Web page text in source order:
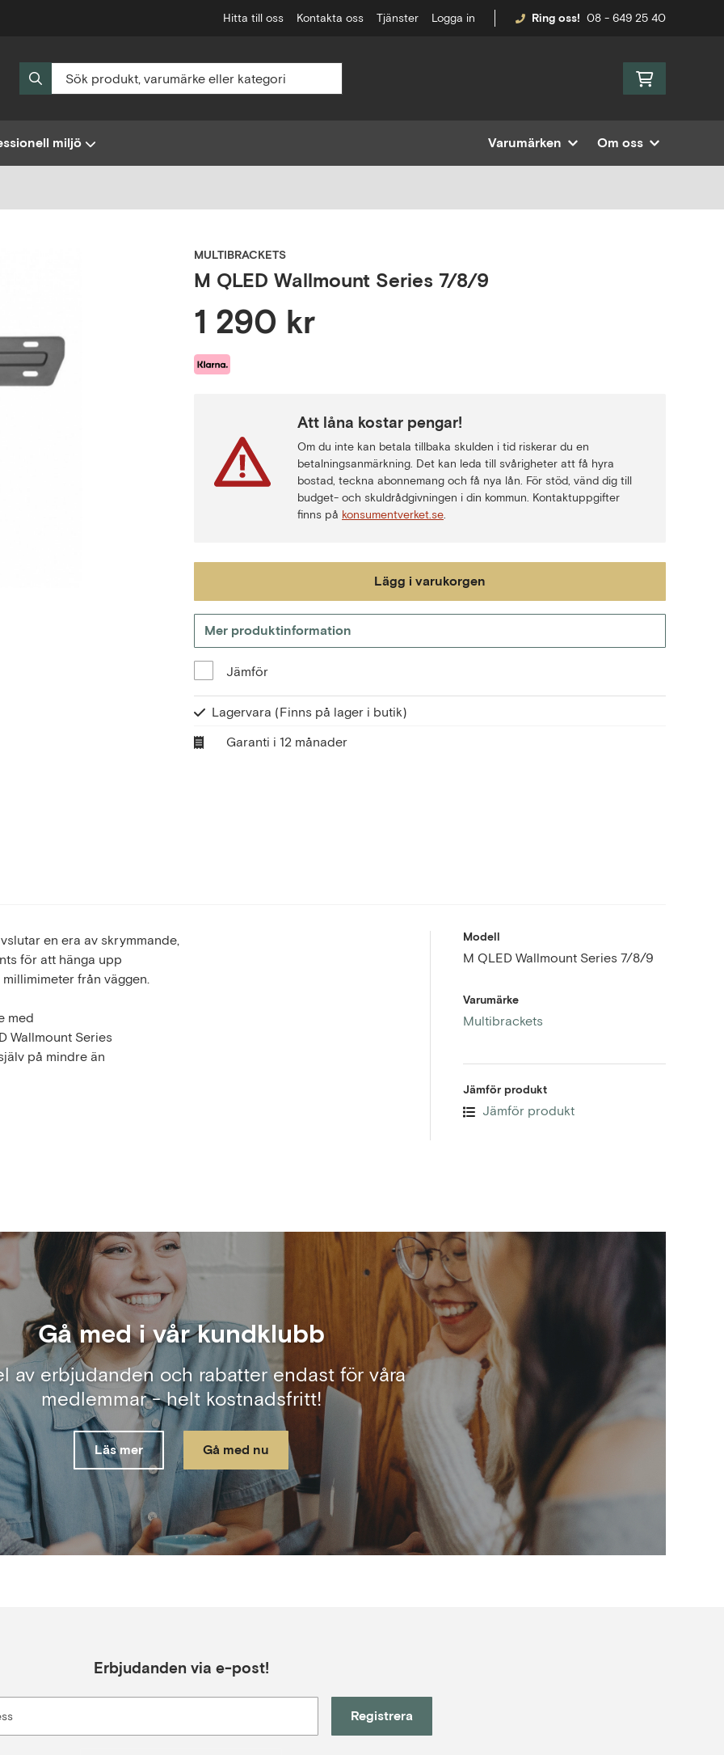
Hitta till oss Kontakta oss Tjänster Logga in Ring oss! 08 - 649 25 40
miljö Varumärken Om oss
MULTIBRACKETS
M QLED Wallmount Series 7/8/9
1 290 kr
Att låna kostar pengar!
Om du inte kan betala tillbaka skulden i tid riskerar du en
betalningsanmärkning. Det kan leda till svårigheter att få hyra
bostad, teckna abonnemang och få nya lån. För stöd, vänd dig till
budget- och skuldrådgivningen i din kommun. Kontaktuppgifter
finns på konsumentverket.se
Lägg i varukorgen
Mer produktinformation
Jämför
Lagervara (Finns på lager i butik)
Garanti i 12 månader
en era av skrymmande,
för att hänga upp
från väggen.
med
Wallmount Series
på mindre än
Modell
M QLED Wallmount Series 7/8/9
Varumärke
Multibrackets
Jämför produkt
Jämför produkt
Gå med i vår kundklubb
av erbjudanden och rabatter endast för våra
medlemmar - helt kostnadsfritt!
Läs mer Gå med nu
Erbjudanden via e-post!
Registrera